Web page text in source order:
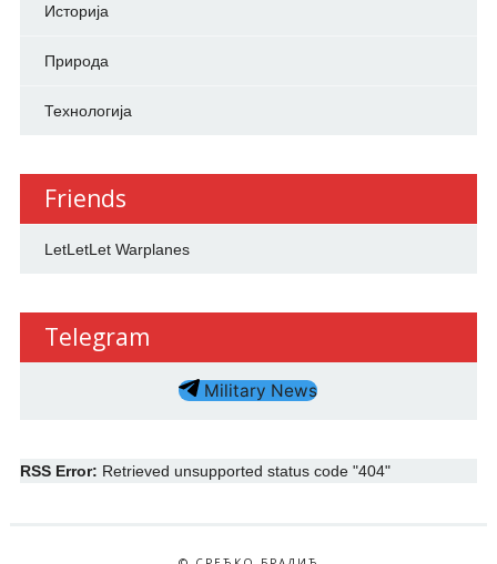
Историја
Природа
Технологија
Friends
LetLetLet Warplanes
Telegram
Military News
RSS Error: Retrieved unsupported status code "404"